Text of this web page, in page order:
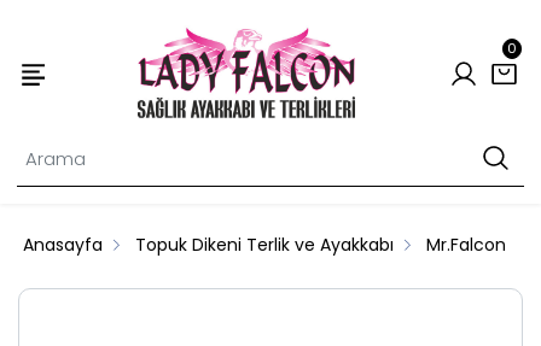
0
Anasayfa Topuk Dikeni Terlik ve Ayakkabı Mr.Falcon